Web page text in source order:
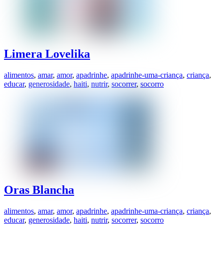
Limera Lovelika
alimentos, amar, amor, apadrinhe, apadrinhe-uma-criança, criança,
educar, generosidade, haiti, nutrir, socorrer, socorro
Oras Blancha
alimentos, amar, amor, apadrinhe, apadrinhe-uma-criança, criança,
educar, generosidade, haiti, nutrir, socorrer, socorro